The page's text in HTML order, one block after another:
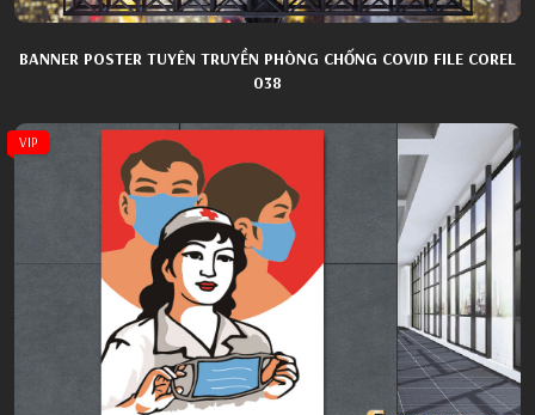
BANNER POSTER TUYÊN TRUYỀN PHÒNG CHỐNG COVID FILE COREL
038
VIP